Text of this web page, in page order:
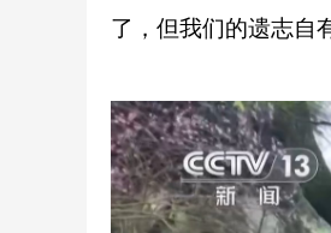
了，但我们的遗志自